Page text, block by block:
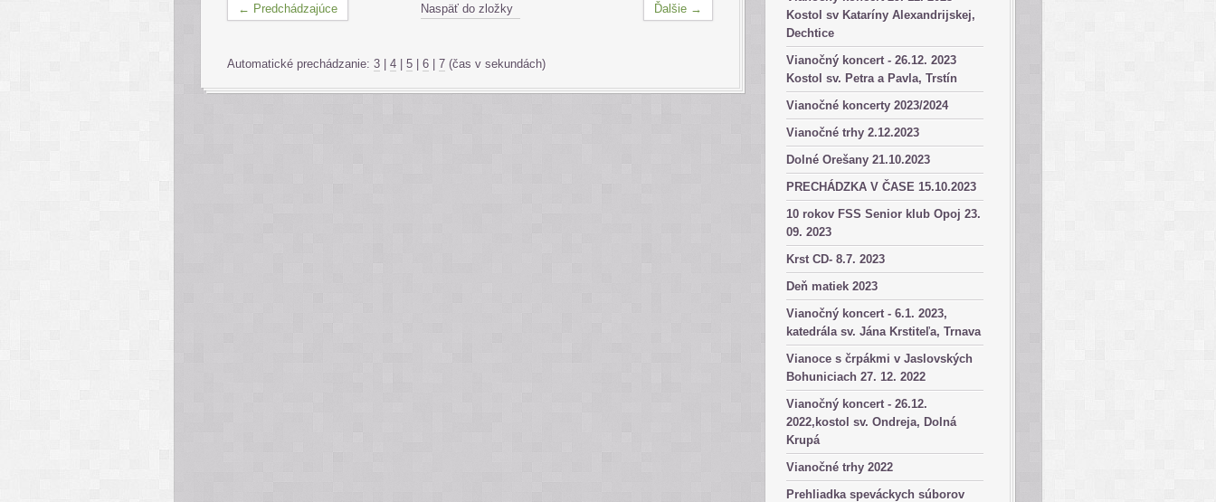
Kostol sv Kataríny Alexandrijskej,
Dechtice
Vianočný koncert - 26.12. 2023
Kostol sv. Petra a Pavla, Trstín
Vianočné koncerty 2023/2024
Vianočné trhy 2.12.2023
Dolné Orešany 21.10.2023
PRECHÁDZKA V ČASE 15.10.2023
10 rokov FSS Senior klub Opoj 23.
09. 2023
Krst CD- 8.7. 2023
Deň matiek 2023
Vianočný koncert - 6.1. 2023,
katedrála sv. Jána Krstiteľa, Trnava
Vianoce s črpákmi v Jaslovských
Bohuniciach 27. 12. 2022
Vianočný koncert - 26.12.
2022,kostol sv. Ondreja, Dolná
Krupá
Vianočné trhy 2022
Prehliadka speváckych súborov
← Predchádzajúce Ďalšie →
Naspäť do zložky
Automatické prechádzanie: 3 4 5 6 7 (čas v sekundách)